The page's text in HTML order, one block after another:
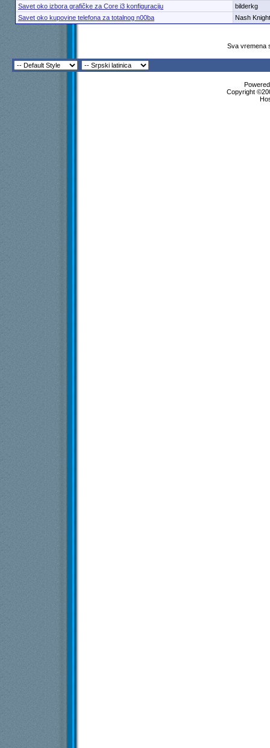
Savet oko izbora grafičke za Core i3 konfiguraciju
bilderkg
Savet oko kupovine telefona za totalnog n00ba
Nash Knight
Sva vremena
Copyright